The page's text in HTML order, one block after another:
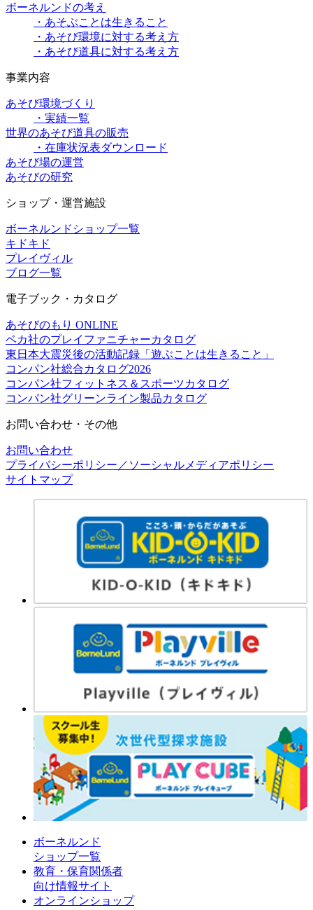
ボーネルンドの考え
・あそぶことは生きること
・あそび環境に対する考え方
・あそび道具に対する考え方
事業内容
あそび環境づくり
・実績一覧
世界のあそび道具の販売
・在庫状況表ダウンロード
あそび場の運営
あそびの研究
ショップ・運営施設
ボーネルンドショップ一覧
キドキド
プレイヴィル
ブログ一覧
電子ブック・カタログ
あそびのもり ONLINE
ベカ社のプレイファニチャーカタログ
東日本大震災後の活動記録「遊ぶことは生きること」
コンパン社総合カタログ2026
コンパン社フィットネス＆スポーツカタログ
コンパン社グリーンライン製品カタログ
お問い合わせ・その他
お問い合わせ
プライバシーポリシー／ソーシャルメディアポリシー
サイトマップ
ボーネルンド
ショップ一覧
教育・保育関係者
向け情報サイト
オンラインショップ